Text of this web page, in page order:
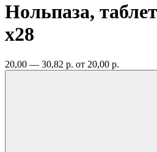
Нольпаза,
x28
20,00 — 30,82 р. от 20,00 р.